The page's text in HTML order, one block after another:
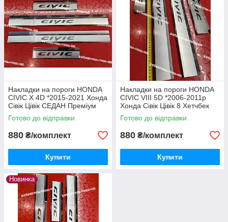
Накладки на пороги HONDA
CIVIC X 4D *2015-2021 Хонда
Сівік Цівік СЕДАН Преміум
Нержавійка комплект з
логотипом 4 одиниці
Готово до відправки
880 ₴/комплект
Купити
Накладки на пороги HONDA
CIVIC VIII 5D *2006-2011р
Хонда Сівік Цівік 8 Хетчбек
Преміум Комплект
Нержавійка 4 одиниці
Готово до відправки
880 ₴/комплект
Купити
Новинка